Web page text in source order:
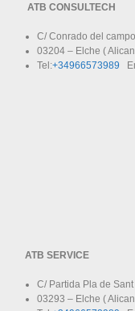
ATB CONSULTECH
C/ Conrado del
03204 – Elche (
Tel:+34966573989
ATB SERVICE
C/ Partida Pla de
03293 – Elche (